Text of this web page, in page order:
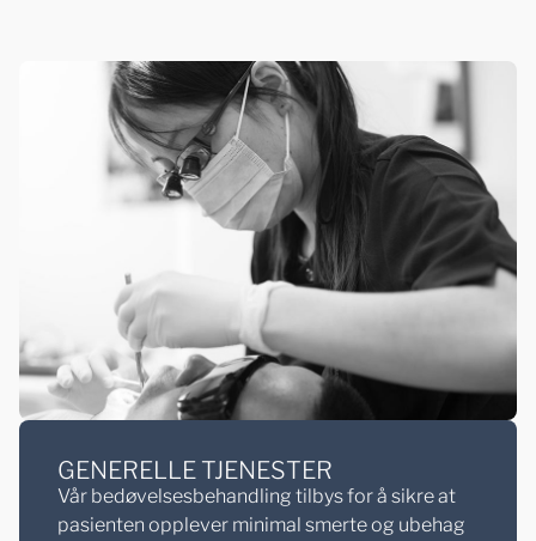
GENERELLE TJENESTER
Vår bedøvelsesbehandling tilbys for å sikre at
pasienten opplever minimal smerte og ubehag